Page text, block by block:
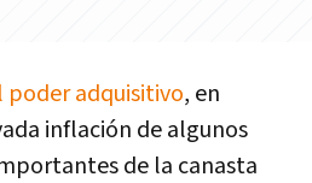
poder adquisitivo, en
inflación de algunos
de la canasta